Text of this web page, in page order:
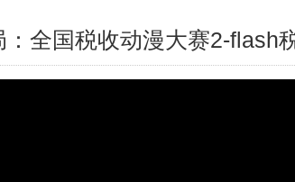
：全国税收动漫大赛2-flash